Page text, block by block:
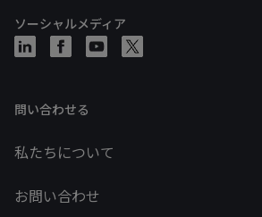
ソーシャルメディア
問い合わせる
私たちについて
お問い合わせ